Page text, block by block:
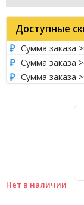
Нет в наличии
Доступные
Сумма заказа
Сумма заказа
Сумма заказа